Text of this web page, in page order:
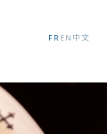
FR EN 中文